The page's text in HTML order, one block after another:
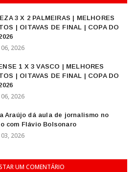
3 X 2 PALMEIRAS | MELHORES
| OITAVAS DE FINAL | COPA DO
2026
1 X 3 VASCO | MELHORES
| OITAVAS DE FINAL | COPA DO
2026
Araújo dá aula de jornalismo no
com Flávio Bolsonaro
2026
UM COMENTÁRIO